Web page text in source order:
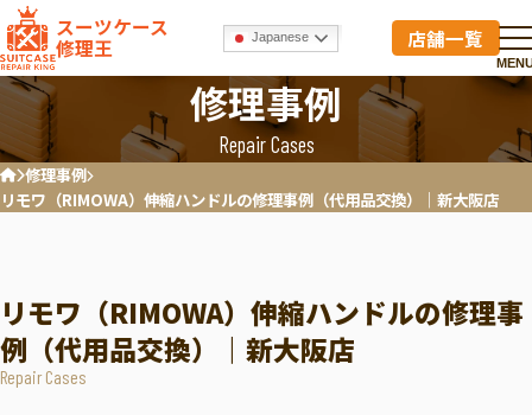
スーツケース
修理王 Japanese 店舗一覧
修理事例
Repair Cases
ホーム修理事例
リモワ（RIMOWA）伸縮ハンドルの修理事例（代用品交換）｜新大阪店
リモワ（RIMOWA）伸縮ハンドルの修理事
例（代用品交換）｜新大阪店
Repair Cases